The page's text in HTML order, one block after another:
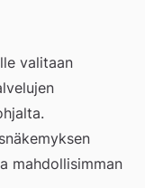
valitaan
mahdollisimman